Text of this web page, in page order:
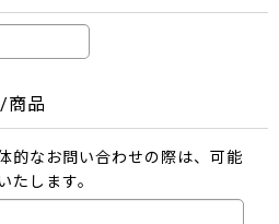
商品
的なお問い合わせの際は、可能
たします。